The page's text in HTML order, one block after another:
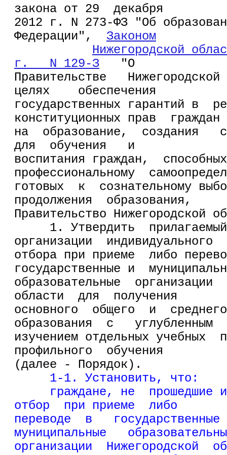
закона от 29  декабря
2012 г. N 273-ФЗ "Об
Федерации", Законом
Нижегородской
г.   N 129-З "О
Правительстве
целях    обеспечения
государственных гарантий в
конституционных прав  граждан
на  образование,  создания
для  обучения   и
воспитания граждан,
профессиональному
готовых  к  сознательному
продолжения  образования,
Правительство Нижегородской
1. Утвердить
организации  индивидуального
отбора при приеме  либо
государственные и
образовательные  организации
области  для  получения
основного  общего  и
образования  с   углубленным
изучением отдельных учебных
профильного  обучения
(далее - Порядок).
1-1. Установить, что:
граждане, не  прошедшие
отбор  при приеме  либо
переводе  в
муниципальные
организации  Нижегородской